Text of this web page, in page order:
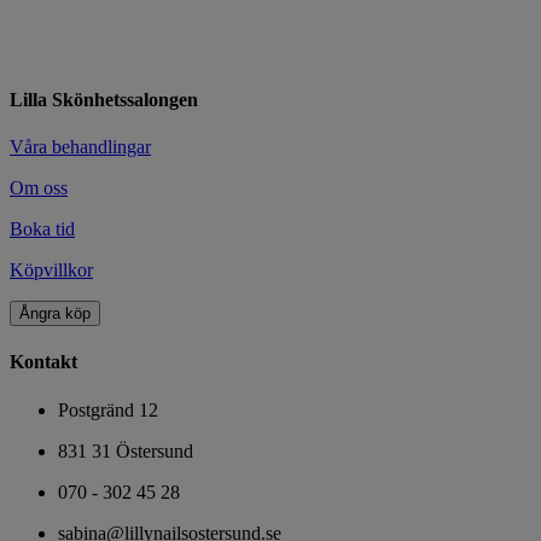
Lilla Skönhetssalongen
Våra behandlingar
Om oss
Boka tid
Köpvillkor
Ångra köp
Kontakt
Postgränd 12
831 31 Östersund
070 - 302 45 28
sabina@lillynailsostersund.se